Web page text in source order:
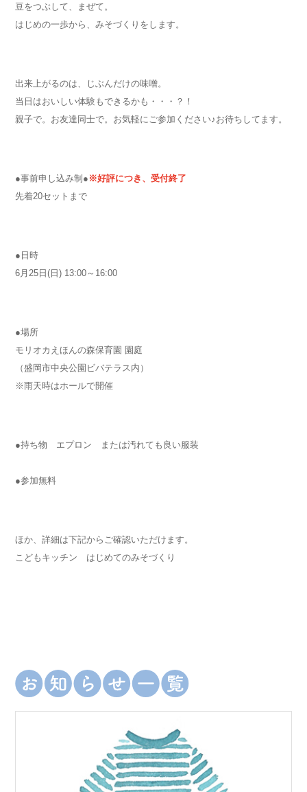
豆をつぶして、まぜて。
はじめの一歩から、みそづくりをします。
出来上がるのは、じぶんだけの味噌。
当日はおいしい体験もできるかも・・・？！
親子で。お友達同士で。お気軽にご参加ください♪お待ちしてます。
●事前申し込み制● ※好評につき、受付終了
先着20セットまで
●日時
6月25日(日) 13:00～16:00
●場所
モリオカえほんの森保育園 園庭
（盛岡市中央公園ビバテラス内）
※雨天時はホールで開催
●持ち物 エプロン または汚れても良い服装
●参加無料
ほか、詳細は下記からご確認いただけます。
こどもキッチン はじめてのみそづくり